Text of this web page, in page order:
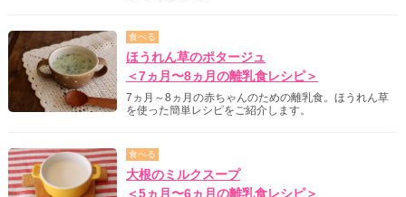
食べる
ほうれん草のポタージュ
＜7ヵ月〜8ヵ月の離乳食レシピ＞
7ヵ月～8ヵ月の赤ちゃんのための離乳食。ほうれん草
を使った簡単レシピをご紹介します。
食べる
大根のミルクスープ
＜5ヵ月〜6ヵ月の離乳食レシピ＞